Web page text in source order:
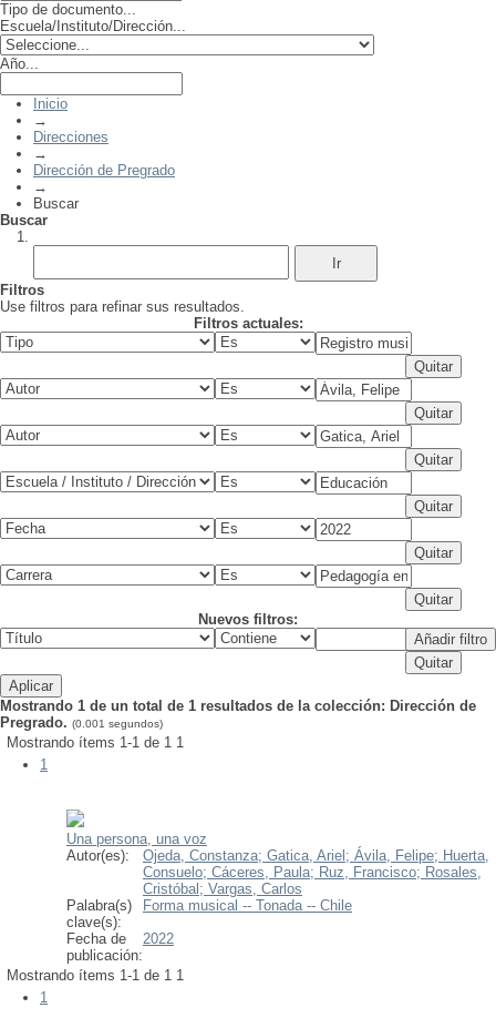
Tipo de documento...
Escuela/Instituto/Dirección...
Año...
Inicio
→
Direcciones
→
Dirección de Pregrado
→
Buscar
Buscar
Filtros
Use filtros para refinar sus resultados.
Filtros actuales:
Nuevos filtros:
Mostrando 1 de un total de 1 resultados de la colección: Dirección de
Pregrado. (0.001 segundos)
Mostrando ítems 1-1 de 1 1
1
Una persona, una voz
Autor(es):
Ojeda, Constanza; Gatica, Ariel; Ávila, Felipe; Huerta,
Consuelo; Cáceres, Paula; Ruz, Francisco; Rosales,
Cristóbal; Vargas, Carlos
Palabra(s)
clave(s):
Forma musical -- Tonada -- Chile
Fecha de
publicación:
2022
Mostrando ítems 1-1 de 1 1
1